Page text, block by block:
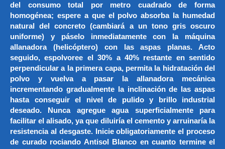
del consumo total por metro cuadrado de forma
homogénea; espere a que el polvo absorba la humedad
natural del concreto (cambiará a un tono gris oscuro
uniforme) y páselo inmediatamente con la máquina
allanadora (helicóptero) con las aspas planas. Acto
seguido, espolvoree el 30% a 40% restante en sentido
perpendicular a la primera capa, permita la hidratación del
polvo y vuelva a pasar la allanadora mecánica
incrementando gradualmente la inclinación de las aspas
hasta conseguir el nivel de pulido y brillo industrial
deseado. Nunca agregue agua superficialmente para
facilitar el alisado, ya que diluiría el cemento y arruinaría la
resistencia al desgaste. Inicie obligatoriamente el proceso
de curado rociando Antisol Blanco en cuanto termine el